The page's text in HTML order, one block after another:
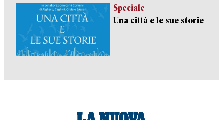
Speciale
Una città e le sue storie